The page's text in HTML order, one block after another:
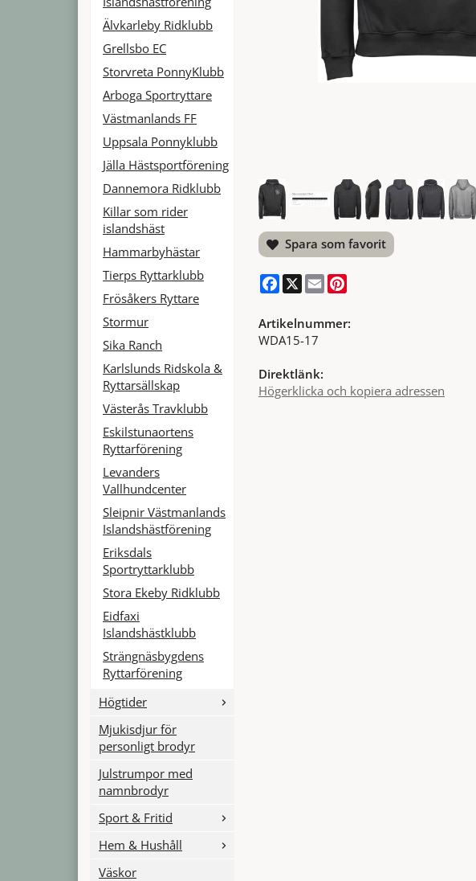
Älvkarleby Ridklubb
Grellsbo EC
Storvreta PonnyKlubb
Arboga Sportryttare
Västmanlands FF
Uppsala Ponnyklubb
Jälla Hästsportförening
Dannemora Ridklubb
Killar som rider
islandshäst
Hammarbyhästar
Tierps Ryttarklubb
Frösåkers Ryttare
Stormur
Sika Ranch
Karlslunds Ridskola &
Ryttarsällskap
Västerås Travklubb
Eskilstunaortens
Ryttarförening
Levanders
Vallhundcenter
Sleipnir Västmanlands
Islandshästförening
Eriksdals
Sportryttarklubb
Stora Ekeby Ridklubb
Eidfaxi
Islandshästklubb
Strängnäsbygdens
Ryttarförening
Högtider
Mjukisdjur för
personligt brodyr
Julstrumpor med
namnbrodyr
Sport & Fritid
Hem & Hushåll
Väskor
Spara som favorit
Facebook
X Email
Artikelnummer:
WDA15-17
Direktlänk:
Högerklicka och kopiera adressen